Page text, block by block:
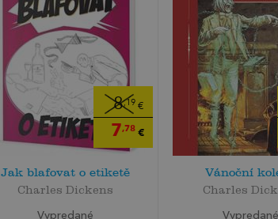
8,19 €
7,78 €
Jak blafovat o etiketě
Charles Dickens
Vypredané
Vánoční
Charles
Vypredané